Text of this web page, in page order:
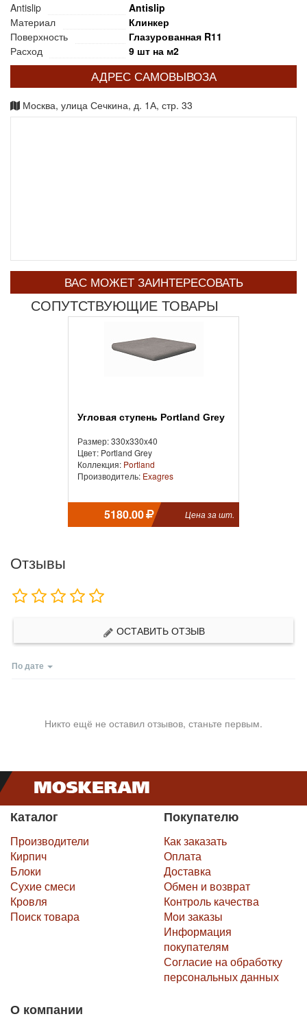
Antislip
Antislip
Материал
Клинкер
Поверхность
Глазурованная R11
Расход
9 шт на м2
АДРЕС САМОВЫВОЗА
Москва, улица Сечкина, д. 1А, стр. 33
ВАС МОЖЕТ ЗАИНТЕРЕСОВАТЬ
СОПУТСТВУЮЩИЕ ТОВАРЫ
Угловая ступень Portland Grey
Размер: 330x330x40
Цвет: Portland Grey
Коллекция: Portland
Производитель: Exagres
5180.00 Цена за шт.
Отзывы
ОСТАВИТЬ ОТЗЫВ
По дате
Никто ещё не оставил отзывов, станьте первым.
Каталог
Производители
Кирпич
Блоки
Сухие смеси
Кровля
Поиск товара
Покупателю
Как заказать
Оплата
Доставка
Обмен и возврат
Контроль качества
Мои заказы
Информация
покупателям
Согласие на обработку
персональных данных
О компании